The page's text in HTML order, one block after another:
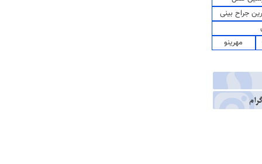
جراح بینی
مهرینو